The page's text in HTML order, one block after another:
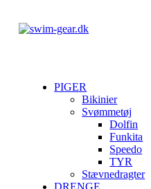
PIGER
Bikinier
Svømmetøj
Dolfin
Funkita
Speedo
TYR
Stævnedragter
DRENGE